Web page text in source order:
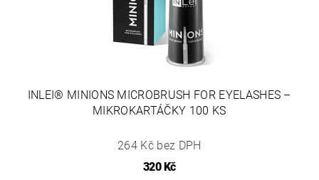
INLEI® MINIONS MICROBRUSH FOR EYELASHES –
MIKROKARTÁČKY 100 KS
264 Kč bez DPH
320 Kč